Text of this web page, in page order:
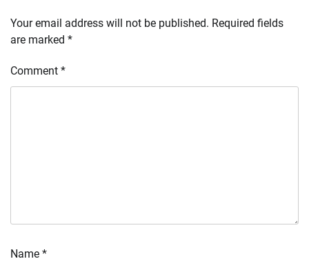
Your email address will not be published. Required fields
are marked *
Comment *
Name *